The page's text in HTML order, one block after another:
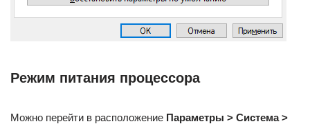
Режим питания процессора
Можно перейти в расположение Параметры > Система >